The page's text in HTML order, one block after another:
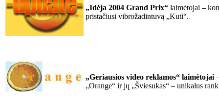
„Idėja 2004 Grand Prix“ laimėtojai –
pristačiusi vibrožadintuvą „Kuti“.
„Geriausios video reklamos“ laimėtojai
„Orange“ ir jų „Šviesukas“ – unikalus